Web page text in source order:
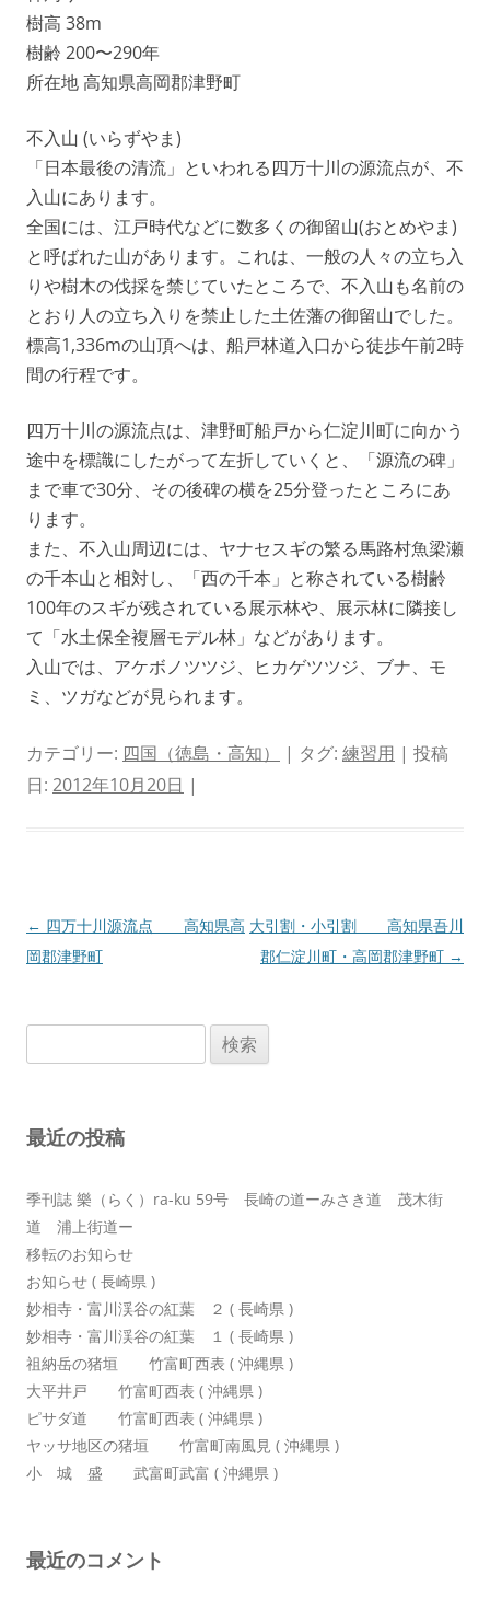
樹高 38m
樹齢 200〜290年
所在地 高知県高岡郡津野町
不入山 (いらずやま)
「日本最後の清流」といわれる四万十川の源流点が、不
入山にあります。
全国には、江戸時代などに数多くの御留山(おとめやま)
と呼ばれた山があります。これは、一般の人々の立ち入
りや樹木の伐採を禁じていたところで、不入山も名前の
とおり人の立ち入りを禁止した土佐藩の御留山でした。
標高1,336mの山頂へは、船戸林道入口から徒歩午前2時
間の行程です。
四万十川の源流点は、津野町船戸から仁淀川町に向かう
途中を標識にしたがって左折していくと、「源流の碑」
まで車で30分、その後碑の横を25分登ったところにあ
ります。
また、不入山周辺には、ヤナセスギの繁る馬路村魚梁瀬
の千本山と相対し、「西の千本」と称されている樹齢
100年のスギが残されている展示林や、展示林に隣接し
て「水土保全複層モデル林」などがあります。
入山では、アケボノツツジ、ヒカゲツツジ、ブナ、モ
ミ、ツガなどが見られます。
カテゴリー: 四国（徳島・高知） | タグ: 練習用 | 投稿
日: 2012年10月20日 |
投
稿
ョ
← 四万十川源流点 高知県高
岡郡津野町
大引割・小引割 高知県吾川
郡仁淀川町・高岡郡津野町 →
索:
最近の投稿
季刊誌 樂（らく）ra-ku 59号 長崎の道ーみさき道 茂木街
道 浦上街道ー
移転のお知らせ
お知らせ ( 長崎県 )
妙相寺・富川渓谷の紅葉 ２ ( 長崎県 )
妙相寺・富川渓谷の紅葉 １ ( 長崎県 )
祖納岳の猪垣 竹富町西表 ( 沖縄県 )
大平井戸 竹富町西表 ( 沖縄県 )
ピサダ道 竹富町西表 ( 沖縄県 )
ヤッサ地区の猪垣 竹富町南風見 ( 沖縄県 )
小 城 盛 武富町武富 ( 沖縄県 )
最近のコメント